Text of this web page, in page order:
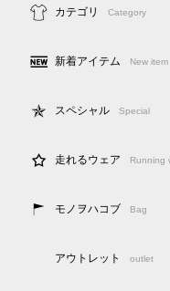
カテゴリ Category
新着アイテム New item
スペシャル Special
走れるウェア Running
モノヲハコブ Bag
アウトレット outlet